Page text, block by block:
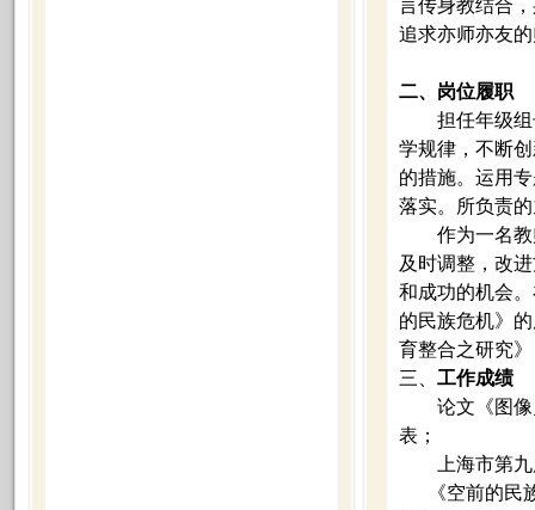
言传身教结合
追求亦师亦友
二、岗位履职
担任年级
学规律，不断
的措施。运用
落实。所负责
作为一名
及时调整，改
和成功的机会
的民族危机》
育整合之研究
三、 工作成绩
论文《图
表；
上海市第
《空前的